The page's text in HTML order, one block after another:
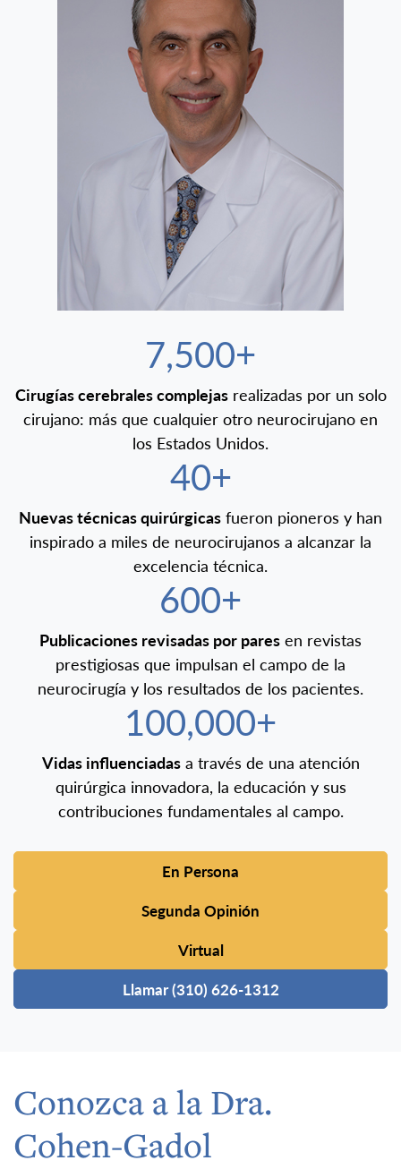
7,500+
Cirugías cerebrales complejasrealizadas por un solo
cirujano: más que cualquier otro neurocirujano en
los Estados Unidos.
40+
Nuevas técnicas quirúrgicas fueron pioneros y han
inspirado a miles de neurocirujanos a alcanzar la
excelencia técnica.
600+
Publicaciones revisadas por pares en revistas
prestigiosas que impulsan el campo de la
neurocirugía y los resultados de los pacientes.
100,000+
Vidas influenciadasa través de una atención
quirúrgica innovadora, la educación y sus
contribuciones fundamentales al campo.
En Persona
Segunda Opinión
Virtual
Llamar (310) 626-1312
Conozca a la Dra.
Cohen-Gadol